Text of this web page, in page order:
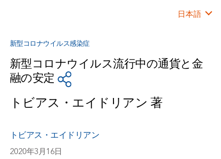
日本語
新型コロナウイルス感染症
新型コロナウイルス流行中の通貨と金
融の安定
トビアス・エイドリアン 著
トビアス・エイドリアン
2020年3月16日